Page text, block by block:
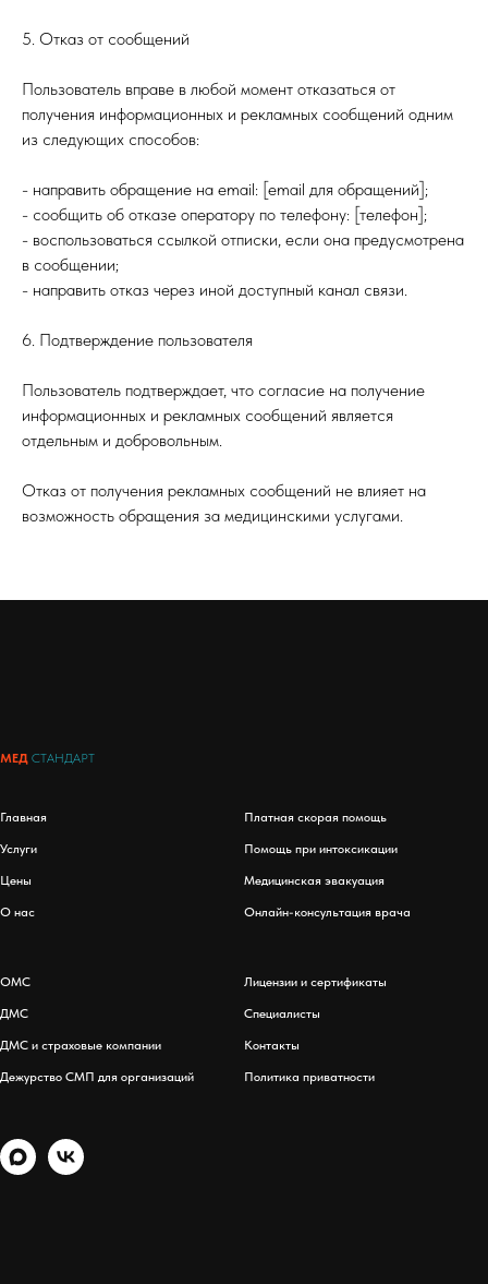
5. Отказ от сообщений
Пользователь вправе в любой момент отказаться от
получения информационных и рекламных сообщений одним
из следующих способов:
- направить обращение на email: [email для обращений];
- сообщить об отказе оператору по телефону: [телефон];
- воспользоваться ссылкой отписки, если она предусмотрена
в сообщении;
- направить отказ через иной доступный канал связи.
6. Подтверждение пользователя
Пользователь подтверждает, что согласие на получение
информационных и рекламных сообщений является
отдельным и добровольным.
Отказ от получения рекламных сообщений не влияет на
возможность обращения за медицинскими услугами.
МЕД СТАНДАРТ
Главная
Услуги
Цены
О нас
Платная скорая помощь
Помощь при интоксикации
Медицинская эвакуация
Онлайн-консультация врача
ОМС
ДМС
ДМС и страховые компании
Дежурство СМП для организаций
Лицензии и сертификаты
Специалисты
Контакты
Политика приватности